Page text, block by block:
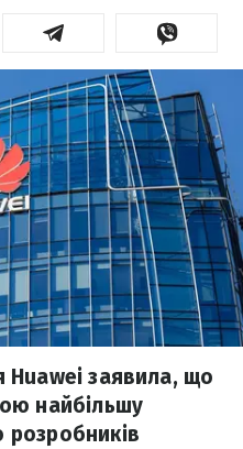
Huawei заявила, що
найбільшу